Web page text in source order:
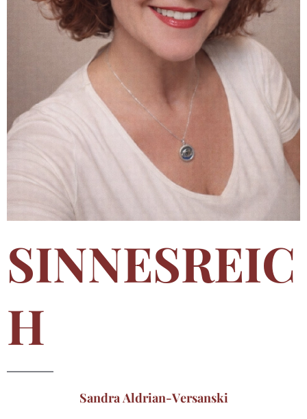
SINNESREIC
H
Sandra Aldrian-Versanski